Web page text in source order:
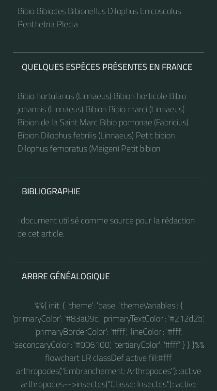
Bibio Bibiodes Bibionellus Dilophus Enicoscolus
Penthetria Plecia
QUELQUES ESPÈCES PRÉSENTES EN FRANCE
Bibio hortulanus (Linnaeus) Bibion horticole Bibio
johannis (Linnaeus) Bibion Bibio marci (Linnaeus)
Bibion de la Saint Marc Bibio pomonae (Fabricius)
Bibion Dilophus febrilis (Linnaeus) Petit bibion
Dilophus femoratus (Meigen) Petit bibion
BIBLIOGRAPHIE
: document utilisé comme source pour la rédaction
de cet article.
ARBRE GÉNÉALOGIQUE
%%{ init: { 'theme': 'base', 'themeVariables': {
'primaryColor': '#83a09c', 'primaryTextColor': '#212d2b',
'primaryBorderColor': '#fff', 'lineColor': '#fff',
'secondaryColor': '#006100', 'tertiaryColor': '#fff' } } }%%
flowchart LR classDef active fill:#fff
arthropodes("Embranchement: Arthropodes"):::active
arthropodes-->insectes("Classe: Insectes"):::active